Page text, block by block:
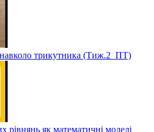
трикутника (Тиж.2_ПТ)
рівнянь як математичні моделі